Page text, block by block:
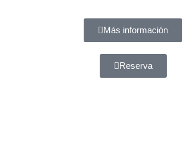
Más información
Reserva